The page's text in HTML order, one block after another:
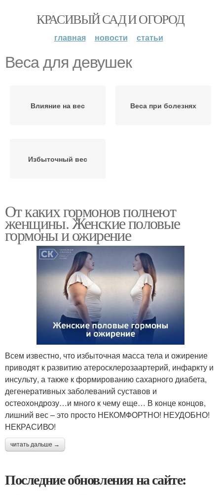
КРАСИВЫЙ САД И ОГОРОД
главная новости статьи
Веса для девушек
Влияние на вес Веса при болезнях
Избыточный вес
От каких гормонов полнеют
женщины. Женские половые
гормоны и ожирение
Всем известно, что избыточная масса тела и ожирение
приводят к развитию атеросклерозаартерий, инфаркту и
инсульту, а также к формированию сахарного диабета,
дегенеративных заболеваний суставов и
остеохондрозу…и много к чему еще… В конце концов,
лишний вес – это просто НЕКОМФОРТНО! НЕУДОБНО!
НЕКРАСИВО!
читать дальше →
Последние обновления на сайте: